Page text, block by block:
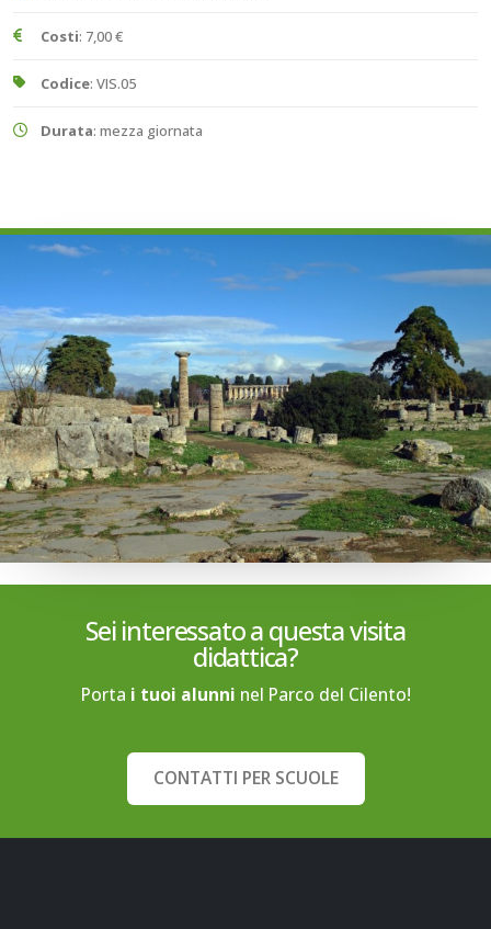
Costi: 7,00 €
Codice: VIS.05
Durata: mezza giornata
Sei interessato a questa visita
didattica?
Porta i tuoi alunni nel Parco del Cilento!
CONTATTI PER SCUOLE